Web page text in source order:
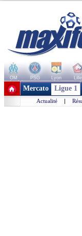
OM PSG Lyon Lille
+ de clubs
Mercato Ligue 1
Actualité |